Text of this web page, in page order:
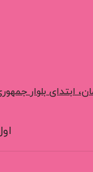
ابتدای بلوار